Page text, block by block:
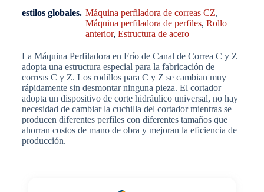
estilos globales. Máquina perfiladora de correas CZ,
Máquina perfiladora de perfiles, Rollo
anterior, Estructura de acero
La Máquina Perfiladora en Frío de Canal de Correa C y Z
adopta una estructura especial para la fabricación de
correas C y Z. Los rodillos para C y Z se cambian muy
rápidamente sin desmontar ninguna pieza. El cortador
adopta un dispositivo de corte hidráulico universal, no hay
necesidad de cambiar la cuchilla del cortador mientras se
producen diferentes perfiles con diferentes tamaños que
ahorran costos de mano de obra y mejoran la eficiencia de
producción.